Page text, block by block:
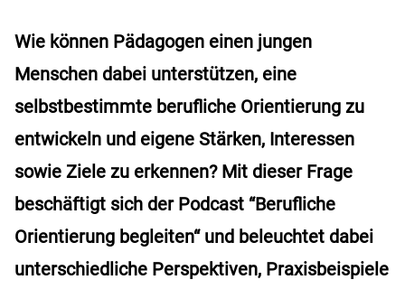
Wie können Pädagogen einen jungen
Menschen dabei unterstützen, eine
selbstbestimmte berufliche Orientierung zu
entwickeln und eigene Stärken, Interessen
sowie Ziele zu erkennen? Mit dieser Frage
beschäftigt sich der Podcast “Berufliche
Orientierung begleiten“ und beleuchtet dabei
unterschiedliche Perspektiven, Praxisbeispiele